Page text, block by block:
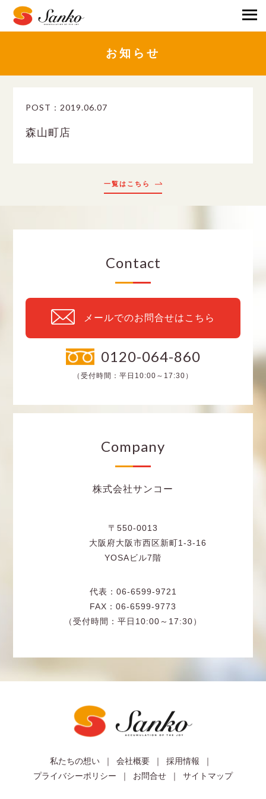
お知らせ
POST：2019.06.07
森山町店
一覧はこちら
Contact
メールでのお問合せはこちら
0120-064-860
（受付時間：平日10:00～17:30）
Company
株式会社サンコー
〒550-0013
大阪府大阪市西区新町1-3-16
YOSAビル7階
代表：06-6599-9721
FAX：06-6599-9773
（受付時間：平日10:00～17:30）
私たちの想い 会社概要
採用情報
プライバシーポリシー
お問合せ サイトマップ